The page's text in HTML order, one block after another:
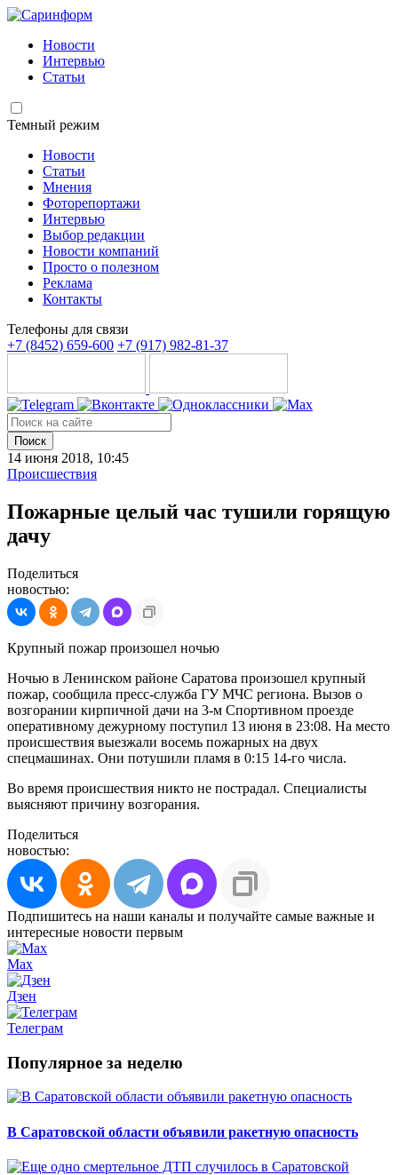
Новости
Интервью
Статьи
Темный режим
Новости
Статьи
Мнения
Фоторепортажи
Интервью
Выбор редакции
Новости компаний
Просто о полезном
Реклама
Контакты
Телефоны для связи
+7 (8452) 659-600 +7 (917) 982-81-37
Поиск
14 июня 2018, 10:45
Происшествия
Пожарные целый час тушили горящую
дачу
Поделиться
новостью:
Крупный пожар произошел ночью
Ночью в Ленинском районе Саратова произошел крупный
пожар, сообщила пресс-служба ГУ МЧС региона. Вызов о
возгорании кирпичной дачи на 3-м Спортивном проезде
оперативному дежурному поступил 13 июня в 23:08. На место
происшествия выезжали восемь пожарных на двух
спецмашинах. Они потушили пламя в 0:15 14-го числа.
Во время происшествия никто не пострадал. Специалисты
выясняют причину возгорания.
Поделиться
новостью:
Подпишитесь на наши каналы и получайте самые важные и
интересные новости первым
Max
Дзен
Телеграм
Популярное за неделю
В Саратовской области объявили ракетную опасность